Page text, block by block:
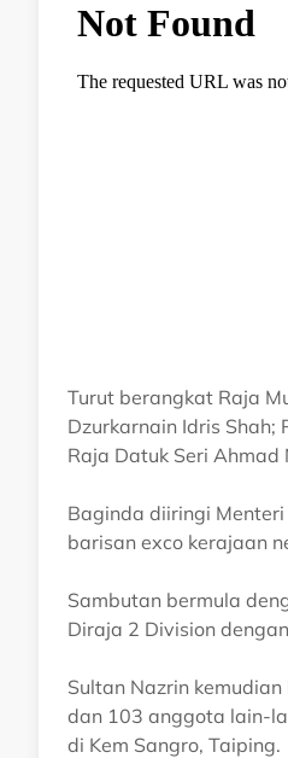
Turut berangkat Raja
Dzurkarnain Idris Shah;
Raja Datuk Seri Ahmad
Baginda diiringi
barisan exco kerajaan
Sambutan bermula
Diraja 2 Division
Sultan Nazrin
dan 103 anggota lain-
di Kem Sangro, Taiping.